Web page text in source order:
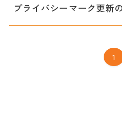
プライバシーマーク更新
1